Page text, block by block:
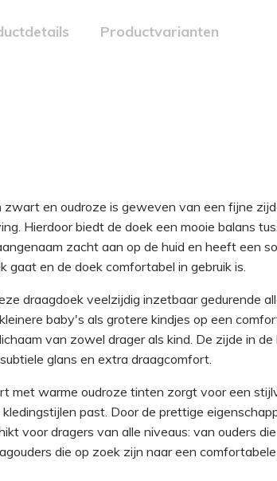
Productvarianten
zwart en oudroze is geweven van een fijne
Hierdoor biedt de doek een mooie balans
zacht aan op de huid en heeft een
gaat en de doek comfortabel in gebruik is.
draagdoek veelzijdig inzetbaar gedurende
baby's als grotere kindjes op een
van zowel drager als kind. De zijde in
glans en extra draagcomfort.
met warme oudroze tinten zorgt voor een
past. Door de prettige
voor dragers van alle niveaus: van ouders
die op zoek zijn naar een